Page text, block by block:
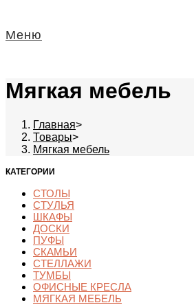
Меню
Мягкая мебель
Главная>
Товары>
Мягкая мебель
КАТЕГОРИИ
СТОЛЫ
СТУЛЬЯ
ШКАФЫ
ДОСКИ
ПУФЫ
СКАМЬИ
СТЕЛЛАЖИ
ТУМБЫ
ОФИСНЫЕ КРЕСЛА
МЯГКАЯ МЕБЕЛЬ